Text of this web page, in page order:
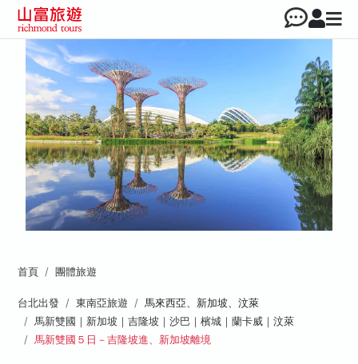
首頁 團體旅遊
台北出發 東南亞旅遊
馬來西亞、新加坡、汶萊
馬新雙國｜新加坡｜吉隆坡｜沙巴｜檳城｜蘭卡威｜汶萊
馬新雙國５日－吉隆坡進、新加坡離境